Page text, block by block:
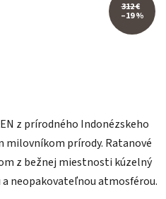
z prírodného Indonézskeho
milovníkom prírody. Ratanové
z bežnej miestnosti kúzelný
neopakovateľnou atmosférou.
312 €
–19 %